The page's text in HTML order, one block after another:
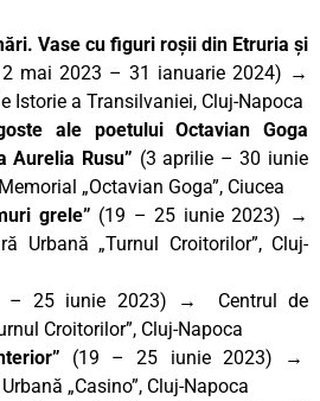
Vase cu figuri roșii din Etruria și
mai 2023 – 31 ianuarie 2024) →
Istorie a Transilvaniei, Cluj-Napoca
ale poetului Octavian Goga
Aurelia Rusu” (3 aprilie – 30 iunie
„Octavian Goga”, Ciucea
grele” (19 – 25 iunie 2023) →
Urbană „Turnul Croitorilor”, Cluj-
– 25 iunie 2023) → Centrul de
Croitorilor”, Cluj-Napoca
(19 – 25 iunie 2023) →
„Casino”, Cluj-Napoca